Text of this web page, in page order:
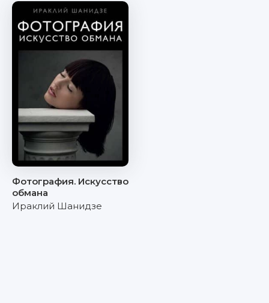
Фотография. Искусство
обмана
Ираклий Шанидзе